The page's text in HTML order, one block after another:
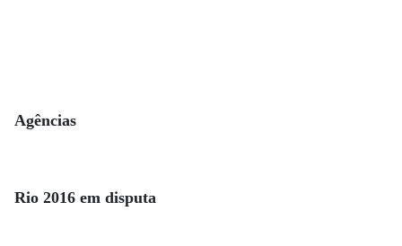
Agências
Rio 2016 em disputa